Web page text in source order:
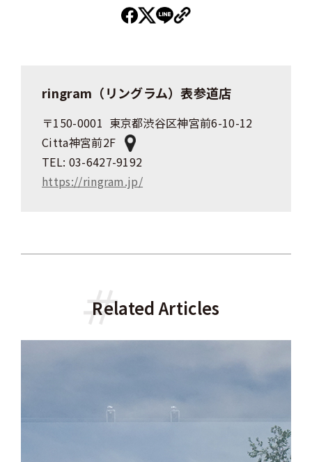
ringram（リングラム）表参道店
〒150-0001 東京都渋谷区神宮前6-10-12
Citta神宮前2F
TEL: 03-6427-9192
https://ringram.jp/
Related Articles